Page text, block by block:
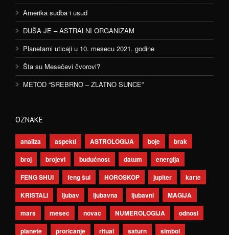
Amerika sudba i usud
DUŠA JE – ASTRALNI ORGANIZAM
Planetarni uticaji u 10. mesecu 2021. godine
Šta su Mesečevi čvorovi?
METOD “SREBRNO – ZLATNO SUNCE”
OZNAKE
analiza aspekti ASTROLOGIJA boje
brak
broj
brojevi budućnost datum
energija
FENG SHUI
feng šui HOROSKOP jupiter
karte
KRISTALI
ljubav ljubavna ljubavni
MAGIJA
mars
mesec novac NUMEROLOGIJA
odnosi
planete
proricanje ritual saturn simbol